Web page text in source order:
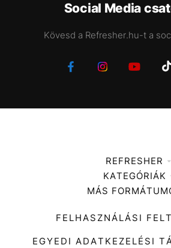
Social Media
Kövesd a Refresher.hu-t a
REFRESHER
Médiaajánlat
KATEGÓRIÁK
Zene
Divat
Kultúra
MÁS
FELHASZNÁLÁSI
EGYEDI ADATKEZELÉSI